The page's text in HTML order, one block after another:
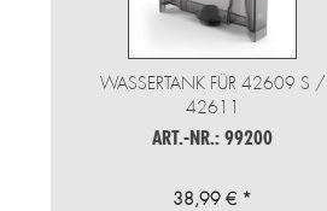
WASSERTANK FÜR 42609 S /
42611
ART.-NR.: 99200
38,99 € *